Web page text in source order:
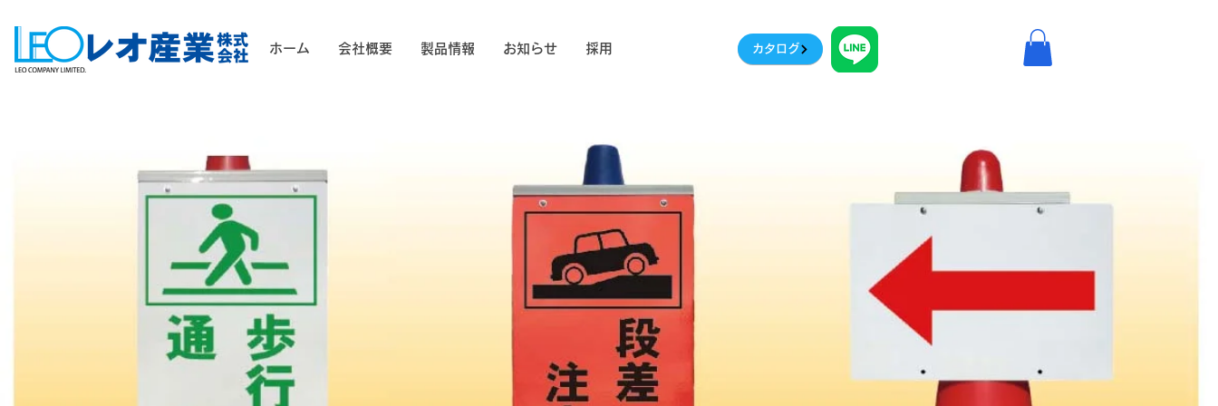
ホーム 会社概要 製品情報 お知らせ 採用 カタログ